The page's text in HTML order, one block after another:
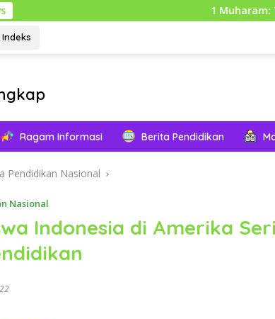
1 Muharam: Tahun
Indeks
Ragam Informasi Berita Pendidikan
Pendidikan Nasional
Nasional
Indonesia di Amerika